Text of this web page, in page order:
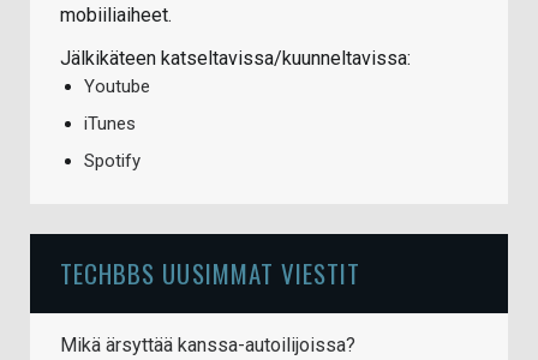
mobiiliaiheet.
Jälkikäteen katseltavissa/kuunneltavissa:
Youtube
iTunes
Spotify
TECHBBS UUSIMMAT VIESTIT
Mikä ärsyttää kanssa-autoilijoissa?